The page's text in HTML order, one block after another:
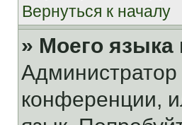
Вернуться к началу
» Моего языка
конференции,